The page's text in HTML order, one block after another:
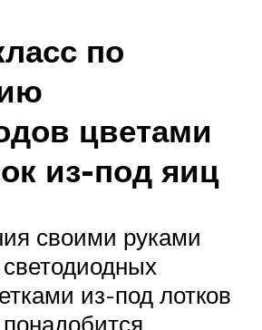
по
цветами
из-под яиц
своими руками
из-под лотков